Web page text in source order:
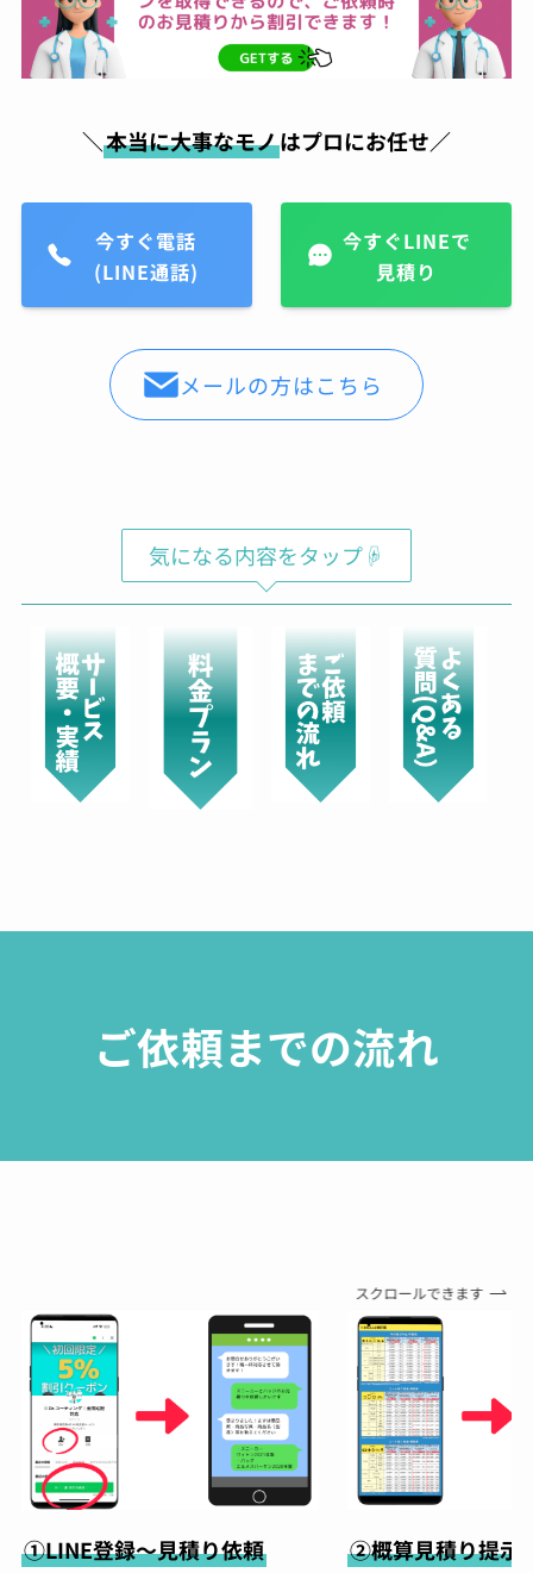
＼本当に大事なモノはプロにお任せ／
今すぐ電話
(LINE通話)
今すぐLINEで
見積り
メールの方はこちら
気になる内容をタップ☟
ご依頼までの流れ
スクロールできます
①LINE登録～見積り依頼
②概算見積り提示